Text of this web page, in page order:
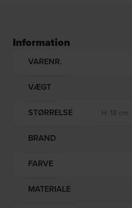
Information
VARENR.
VÆGT
STØRRELSE H: 18
BRAND
FARVE
MATERIALE